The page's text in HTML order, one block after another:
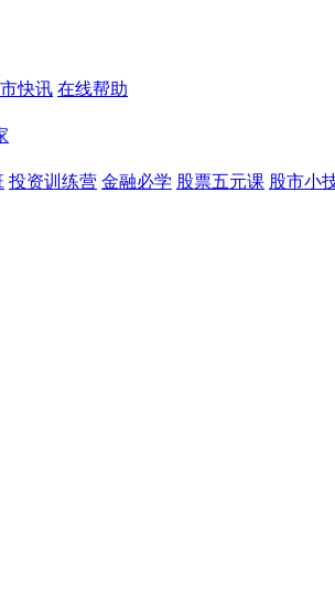
快讯 在线帮助
投资训练营 金融必学 股票五元课 股市小